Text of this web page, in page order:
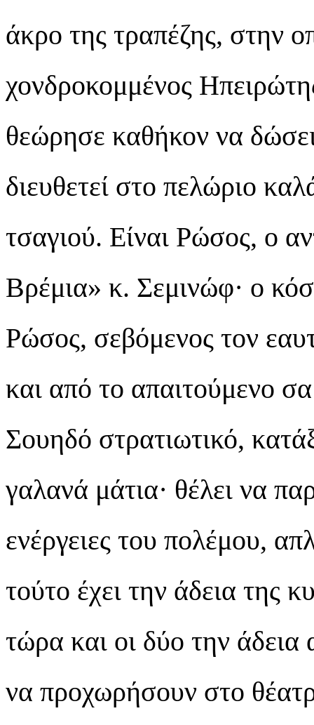
άκρο της τραπέζης, στην
χονδροκομμένος
θεώρησε καθήκον να
διευθετεί στο πελώριο
τσαγιού. Είναι Ρώσος, ο
Βρέμια» κ. Σεμινώφ· ο
Ρώσος, σεβόμενος τον
και από το απαιτούμενο
Σουηδό στρατιωτικό,
γαλανά μάτια· θέλει να
ενέργειες του πολέμου,
τούτο έχει την άδεια της
τώρα και οι δύο την άδεια
να προχωρήσουν στο